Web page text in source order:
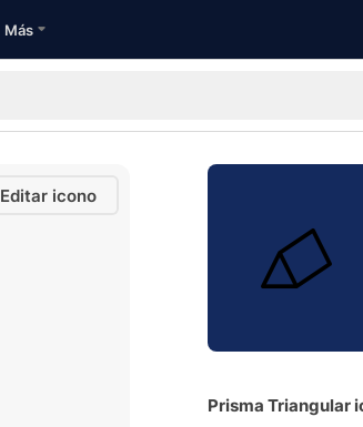
Más
Editar icono
Prisma Triangular